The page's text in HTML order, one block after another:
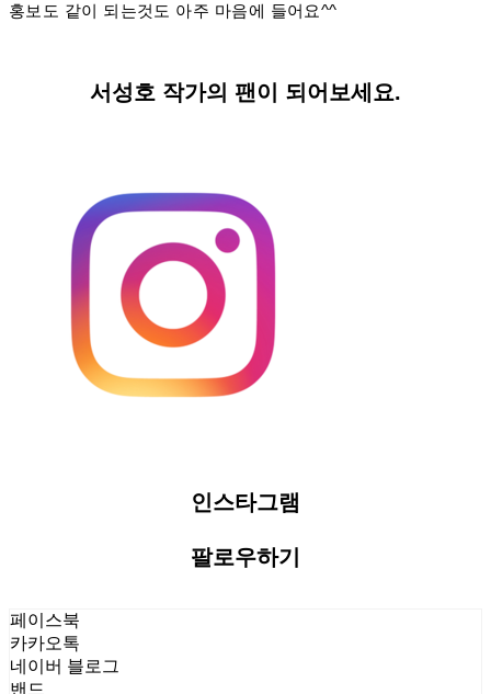
홍보도 같이 되는것도 아주 마음에 들어요^^
서성호 작가의 팬이 되어보세요.
인스타그램
팔로우하기
페이스북
카카오톡
네이버 블로그
밴드